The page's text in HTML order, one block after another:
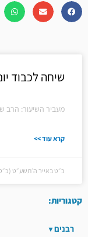
שיחה לכבוד
מעביר השיעור: הרב
קרא עוד >>
כ״ט באייר ה׳תשע״ט (כ״ט
קטגוריות:
רבנים